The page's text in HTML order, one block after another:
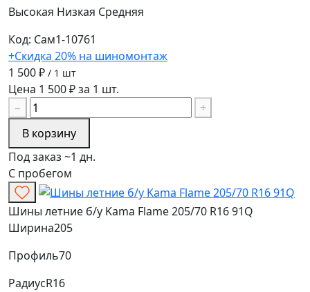
Высокая Низкая Средняя
Код: Сам1-10761
+Скидка 20% на шиномонтаж
1 500 ₽ / 1 шт
Цена 1 500 ₽ за 1 шт.
−
+
В корзину
Под заказ ~1 дн.
С пробегом
Шины летние б/у Kama Flame 205/70 R16 91Q
Ширина205
Профиль70
РадиусR16